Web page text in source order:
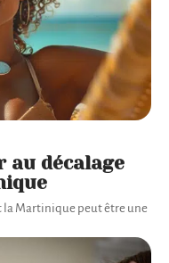
au décalage
la Martinique peut être une